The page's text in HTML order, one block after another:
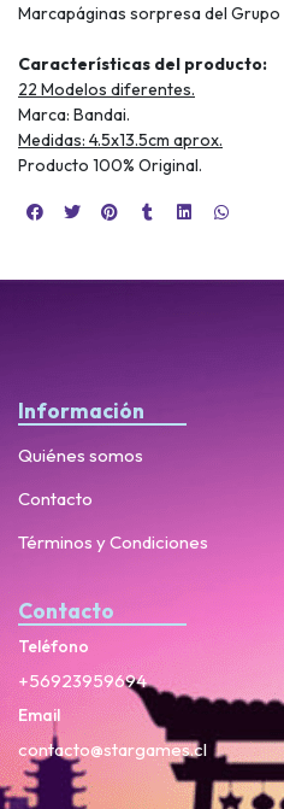
Marcapáginas sorpresa del Grupo
Características del producto:
22 Modelos diferentes.
Marca: Bandai.
Medidas: 4.5x13.5cm aprox.
Producto 100% Original.
Información
Quiénes somos
Contacto
Términos y Condiciones
Contacto
Teléfono
+56923959694
Email
contacto@stargames.cl